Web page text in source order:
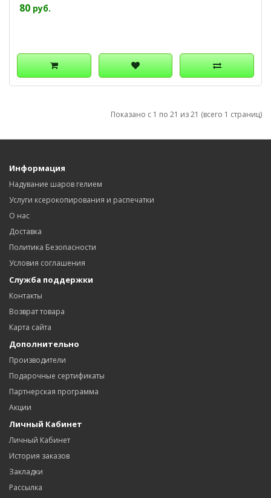
80 руб.
Показано с 1 по 21 из 21 (всего 1 страниц)
Информация
Надувание шаров гелием
Услуги ксерокопирования и распечатки
О нас
Доставка
Политика Безопасности
Условия соглашения
Служба поддержки
Контакты
Возврат товара
Карта сайта
Дополнительно
Производители
Подарочные сертификаты
Партнерская программа
Акции
Личный Кабинет
Личный Кабинет
История заказов
Закладки
Рассылка